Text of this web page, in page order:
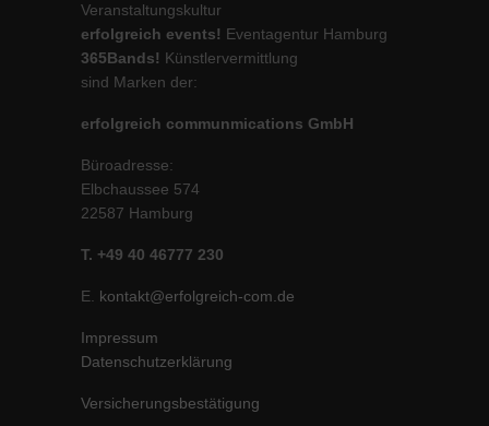
Veranstaltungskultur
erfolgreich events! Eventagentur Hamburg
365Bands! Künstlervermittlung
sind Marken der:
erfolgreich communmications GmbH
Büroadresse:
Elbchaussee 574
22587 Hamburg
T. +49 40 46777 230
E. kontakt@erfolgreich-com.de
Impressum
Datenschutzerklärung
Versicherungsbestätigung